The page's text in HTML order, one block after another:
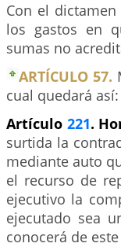
Con el
los gastos en
sumas no
ARTÍCULO 57.
cual quedará así:
Artículo 221.
surtida la
mediante auto
el recurso de
ejecutivo la
ejecutado sea
conocerá de